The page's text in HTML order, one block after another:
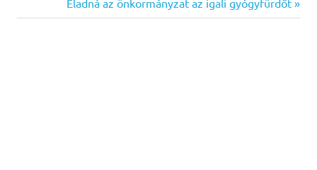
navigáció
Post: